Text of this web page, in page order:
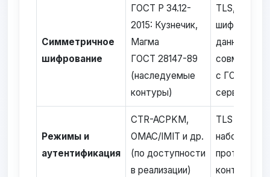
Симметричное
шифрование
ГОСТ Р 34.12-
2015: Кузнечик,
Магма
ГОСТ 28147-89
(наследуемые
контуры)
TLS,
шифрование
данных,
с ГОСТ-
сервисами
Режимы и
аутентификация
CTR-ACPKM,
OMAC/IMIT и др.
(по доступности
в реализации)
TLS (ГОСТ-
наборы),
протоколы,
контейнеры